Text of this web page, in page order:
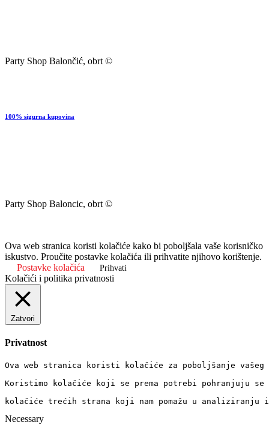
Party Shop Balončić, obrt ©
100% sigurna kupovina
Party Shop Baloncic, obrt ©
Ova web stranica koristi kolačiće kako bi poboljšala vaše korisničko
iskustvo. Proučite postavke kolačića ili prihvatite njihovo korištenje.
Postavke kolačića
Prihvati
Kolačići i politika privatnosti
Zatvori
Privatnost
Ova web stranica koristi kolačiće za poboljšanje
Koristimo kolačiće koji se prema potrebi pohranjuju
kolačiće trećih strana koji nam pomažu u
Necessary